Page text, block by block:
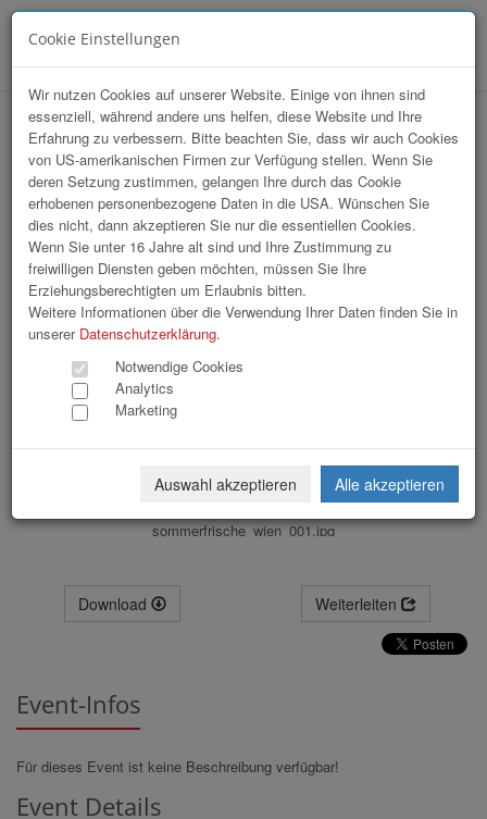
Sommerfrische Wien
sommerfrische_wien_001.jpg
Download Weiterleiten
Event-Infos
Für dieses Event ist keine Beschreibung verfügbar!
Event Details
Cookie Einstellungen
Wir nutzen Cookies auf unserer Website. Einige von ihnen sind
essenziell, während andere uns helfen, diese Website und Ihre
Erfahrung zu verbessern. Bitte beachten Sie, dass wir auch Cookies
von US-amerikanischen Firmen zur Verfügung stellen. Wenn Sie
deren Setzung zustimmen, gelangen Ihre durch das Cookie
erhobenen personenbezogene Daten in die USA. Wünschen Sie
dies nicht, dann akzeptieren Sie nur die essentiellen Cookies.
Wenn Sie unter 16 Jahre alt sind und Ihre Zustimmung zu
freiwilligen Diensten geben möchten, müssen Sie Ihre
Erziehungsberechtigten um Erlaubnis bitten.
Weitere Informationen über die Verwendung Ihrer Daten finden Sie in
unserer Datenschutzerklärung.
Notwendige Cookies
Analytics
Marketing
Auswahl akzeptieren Alle akzeptieren